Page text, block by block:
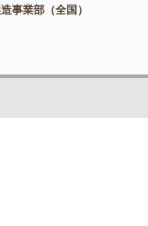
事業部（全国）